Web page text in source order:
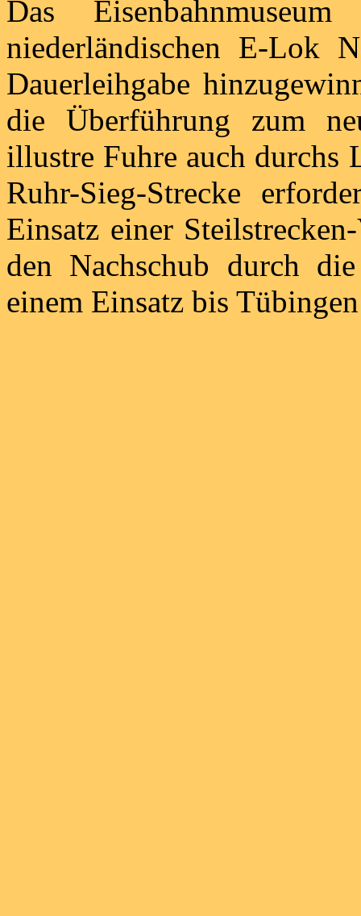
Das
niederländischen E-Lok
Dauerleihgabe
die Überführung zum
illustre Fuhre auch durchs
Ruhr-Sieg-Strecke
Einsatz einer
den Nachschub durch
einem Einsatz bis